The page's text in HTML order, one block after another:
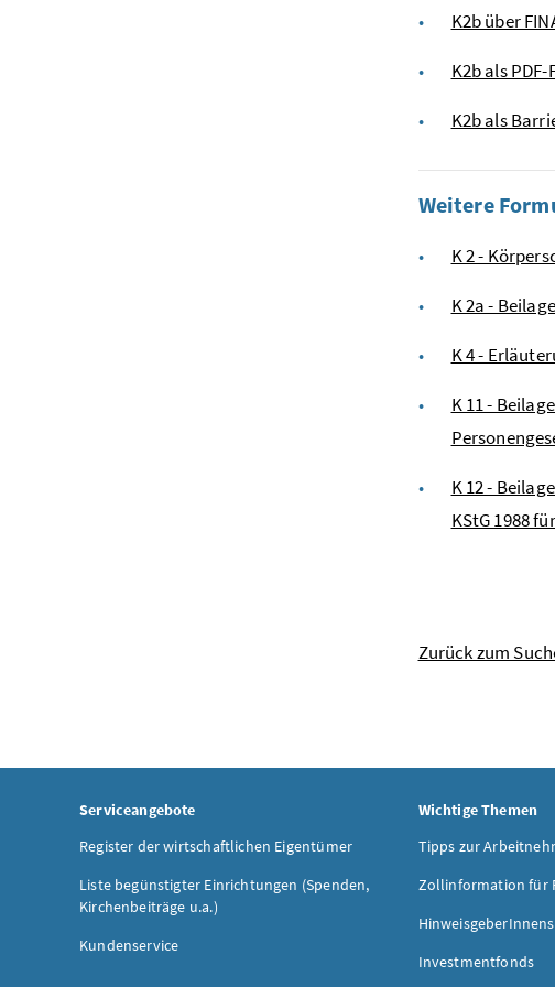
K2b über
K2b als
K2b als
Weitere
K 2 -
K 2a -
K 4 -
K 11 -
K 12 -
KStG 1988
Zurück zum
Serviceangebote
Register der wirtschaftlichen Eigentümer
Liste begünstigter Einrichtungen (Spenden,
Kirchenbeiträge u.a.)
Kundenservice
Wichtige Themen
Tipps zur
Zollinformation für
Investmentfonds